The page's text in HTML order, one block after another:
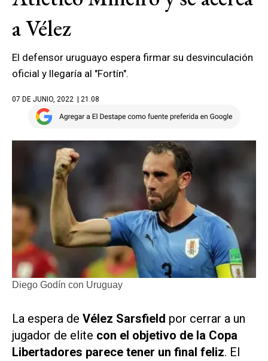
a Vélez
El defensor uruguayo espera firmar su desvinculación
oficial y llegaría al "Fortín".
07 DE JUNIO, 2022 | 21.08
Diego Godín con Uruguay
La espera de Vélez Sarsfield por cerrar a un
jugador de elite con el objetivo de la Copa
Libertadores parece tener un final feliz. El